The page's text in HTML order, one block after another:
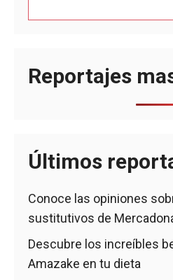
Reportajes
Últimos
Conoce las opiniones
sustitutivos de
Descubre los increíbles
Amazake en tu dieta